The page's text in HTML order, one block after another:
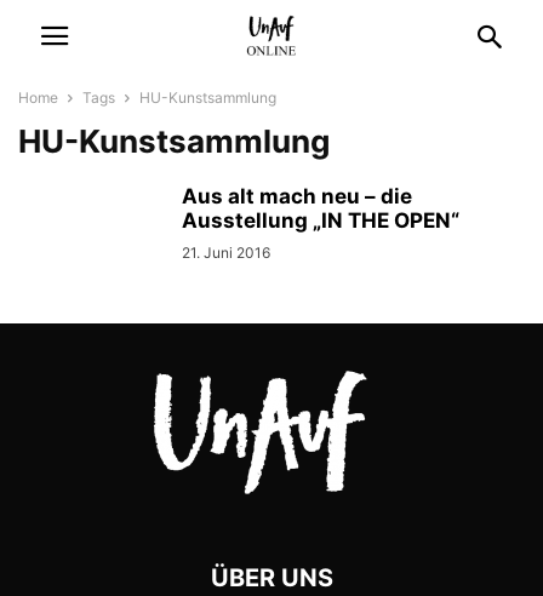
Home Tags HU-Kunstsammlung
HU-Kunstsammlung
Aus alt mach neu – die
Ausstellung „IN THE OPEN“
21. Juni 2016
ÜBER UNS